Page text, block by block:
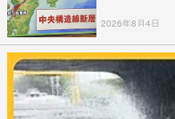
2026年8月4日